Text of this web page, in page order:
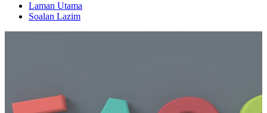
Laman Utama
Soalan Lazim